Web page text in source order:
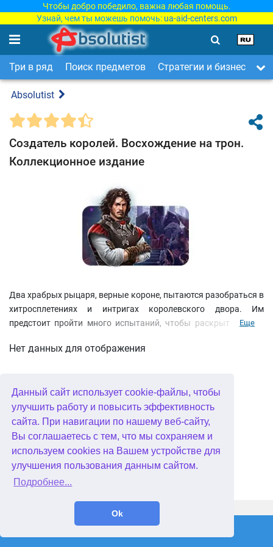
Данный сайт использует cookie-файлы, чтобы
улучшить работу и повысить эффективность
сайта. При навигации по нашему веб-сайту,
Вы соглашаетесь с тем, что мы сохраняем и
используем cookies на Вашем устройстве для
улучшения пользования данным сайтом.
Подробнее...
Ok
Чтобы добро победило, важна любая помощь.
Узнай, чем ты можешь помочь: ua-aid-centers.com
Три в ряд Поиск предметов Стратегии и бизнес
Absolutist
Создатель королей. Восхождение на трон.
Коллекционное издание
Два храбрых рыцаря, верные короне, пытаются разобраться в
хитросплетениях и интригах королевского двора. Им
предстоит пройти много испытаний, чтобы раскрыть тайны
королевских покоев в трущобы, оттуда в подземелье и
Еще
Нет данных для отображения
WellGames.com